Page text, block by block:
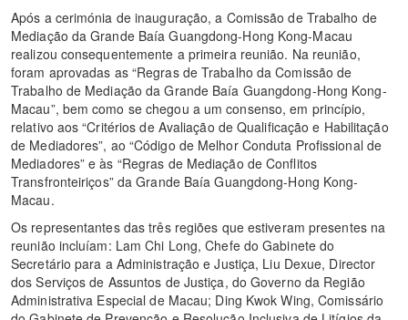
Após a cerimónia de inauguração, a Comissão de Trabalho de
Mediação da Grande Baía Guangdong-Hong Kong-Macau
realizou consequentemente a primeira reunião. Na reunião,
foram aprovadas as “Regras de Trabalho da Comissão de
Trabalho de Mediação da Grande Baía Guangdong-Hong Kong-
Macau”, bem como se chegou a um consenso, em princípio,
relativo aos “Critérios de Avaliação de Qualificação e Habilitação
de Mediadores”, ao “Código de Melhor Conduta Profissional de
Mediadores” e às “Regras de Mediação de Conflitos
Transfronteiriços” da Grande Baía Guangdong-Hong Kong-
Macau.
Os representantes das três regiões que estiveram presentes na
reunião incluíam: Lam Chi Long, Chefe do Gabinete do
Secretário para a Administração e Justiça, Liu Dexue, Director
dos Serviços de Assuntos de Justiça, do Governo da Região
Administrativa Especial de Macau; Ding Kwok Wing, Comissário